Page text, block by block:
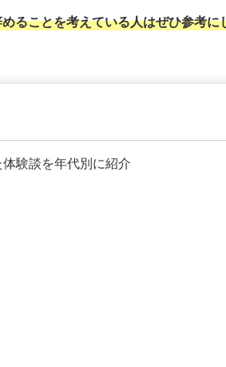
ることを考えている人はぜひ参考に
験談を年代別に紹介